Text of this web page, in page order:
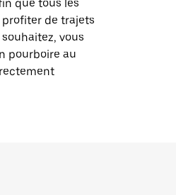
que tous les
de trajets
vous
pourboire au